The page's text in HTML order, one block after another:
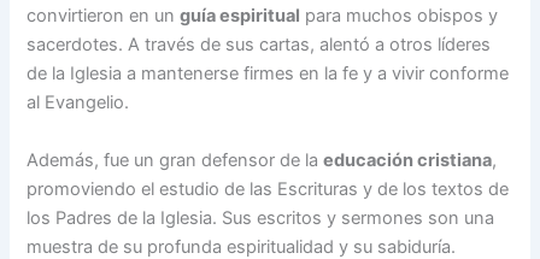
convirtieron en unguía espiritual para muchos obispos y
sacerdotes. A través de sus cartas, alentó a otros líderes
de la Iglesia a mantenerse firmes en la fe y a vivir conforme
al Evangelio.
Además, fue un gran defensor de laeducación cristiana,
promoviendo el estudio de las Escrituras y de los textos de
los Padres de la Iglesia. Sus escritos y sermones son una
muestra de su profunda espiritualidad y su sabiduría.